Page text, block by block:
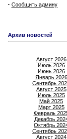
· Сообщить админу
Архив новостей
Август 2026
Июль 2026
Июнь 2026
Январь 2026
Сентябрь
Август 2025
Июль 2025
Май 2025
Март 2025
Февраль
Декабрь
Октябрь
Сентябрь
Август 2024